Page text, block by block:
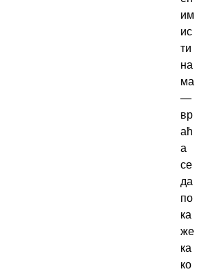
им
ис
ти
на
ма
—
вр
аћ
а
се
да
по
ка
же
ка
ко